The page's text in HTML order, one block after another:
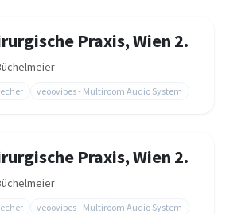
Praxis, Wien 2.
veoovibes - Multiroom Audio System
Praxis, Wien 2.
veoovibes - Multiroom Audio System